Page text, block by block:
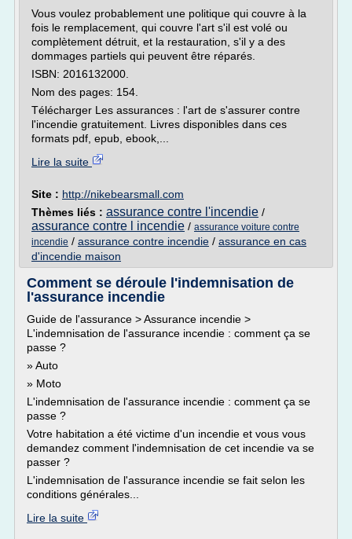
Vous voulez probablement une politique qui couvre à la
fois le remplacement, qui couvre l'art s'il est volé ou
complètement détruit, et la restauration, s'il y a des
dommages partiels qui peuvent être réparés.
ISBN: 2016132000.
Nom des pages: 154.
Télécharger Les assurances : l'art de s'assurer contre
l'incendie gratuitement. Livres disponibles dans ces
formats pdf, epub, ebook,...
Lire la suite
Site : http://nikebearsmall.com
Thèmes liés : assurance contre l'incendie /
assurance contre l incendie / assurance voiture contre
incendie / assurance contre incendie / assurance en cas
d'incendie maison
Comment se déroule l'indemnisation de
l'assurance incendie
Guide de l'assurance > Assurance incendie >
L'indemnisation de l'assurance incendie : comment ça se
passe ?
» Auto
» Moto
L'indemnisation de l'assurance incendie : comment ça se
passe ?
Votre habitation a été victime d'un incendie et vous vous
demandez comment l'indemnisation de cet incendie va se
passer ?
L'indemnisation de l'assurance incendie se fait selon les
conditions générales...
Lire la suite